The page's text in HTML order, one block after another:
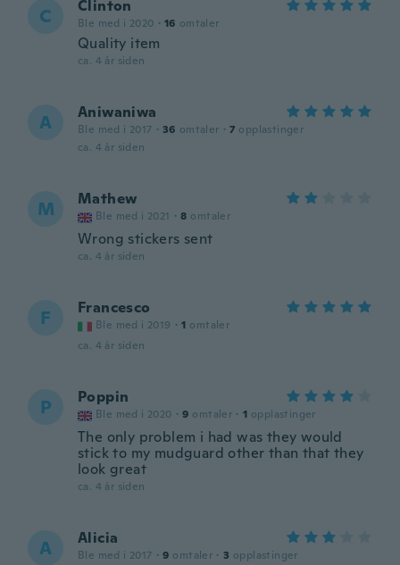
C Clinton
Ble med i 2020 · 16 omtaler
Quality item
ca. 4 år siden
A Aniwaniwa
Ble med i 2017 · 36 omtaler · 7 opplastinger
ca. 4 år siden
M Mathew
Ble med i 2021 · 8 omtaler
Wrong stickers sent
ca. 4 år siden
F Francesco
Ble med i 2019 · 1 omtaler
ca. 4 år siden
P Poppin
Ble med i 2020 · 9 omtaler · 1 opplastinger
The only problem i had was they would
stick to my mudguard other than that they
look great
ca. 4 år siden
A Alicia
Ble med i 2017 · 9 omtaler · 3 opplastinger